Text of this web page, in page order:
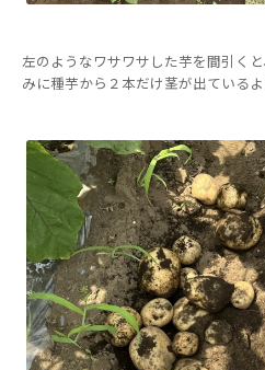
左のようなワサワサした芋を間引く
みに種芋から２本だけ茎が出ているよ